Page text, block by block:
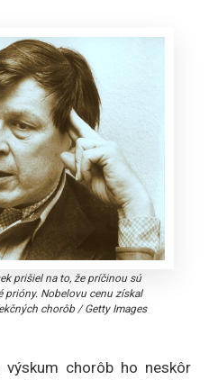
prišiel na to, že príčinou sú
prióny. Nobelovu cenu získal
chorôb /Getty Images
výskum chorôb ho neskôr